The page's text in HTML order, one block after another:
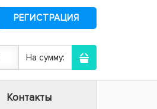
РЕГИСТРАЦИЯ
На сумму:
Контакты